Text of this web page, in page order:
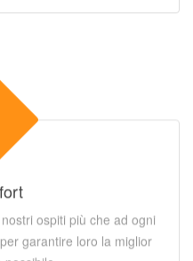
ospiti più che ad ogni
garantire loro la miglior